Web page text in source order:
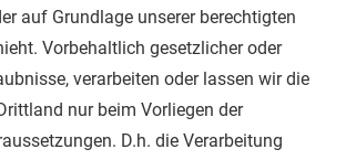
auf Grundlage unserer berechtigten
Vorbehaltlich gesetzlicher oder
verarbeiten oder lassen wir die
nur beim Vorliegen der
D.h. die Verarbeitung